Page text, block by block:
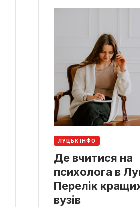
ЛУЦЬК ІНФО
Де вчитися на
психолога в
Перелік
вузів